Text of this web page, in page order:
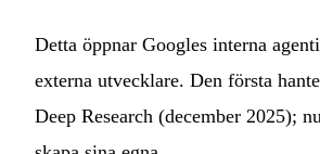
Detta öppnar Googles interna
externa utvecklare. Den första
Deep Research (december 2025);